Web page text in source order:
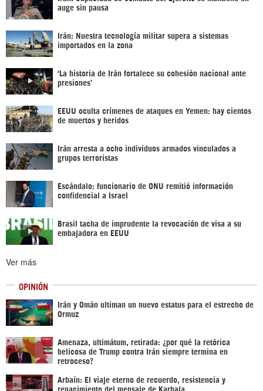
auge sin pausa
Irán: Nuestra tecnología militar supera a sistemas
importados en la zona
‘La historia de Irán fortalece su cohesión nacional ante
presiones’
EEUU oculta crímenes de ataques en Yemen: hay cientos
de muertos y heridos
Irán arresta a ocho individuos armados vinculados a
grupos terroristas
Escándalo: funcionario de ONU remitió información
confidencial a Israel
Brasil tacha de imprudente la revocación de visa a su
embajadora en EEUU
Ver más
OPINIÓN
Irán y Omán ultiman un nuevo estatus para el estrecho de
Ormuz
Amenaza, ultimátum, retirada: ¿por qué la retórica
belicosa de Trump contra Irán siempre termina en
retroceso?
Arbaín: El viaje eterno de recuerdo, resistencia y
renacimiento del mensaje de Karbala